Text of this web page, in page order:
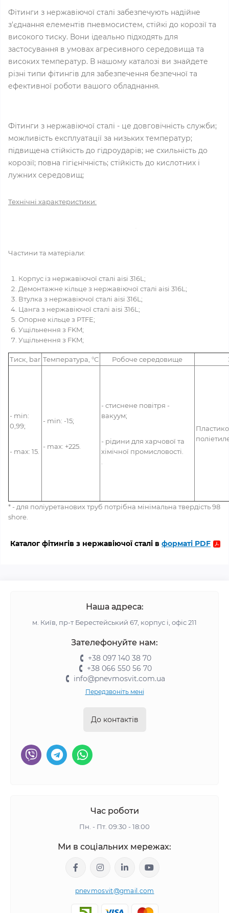
Фітинги з нержавіючої сталі забезпечують надійне
з'єднання елементів пневмосистем, стійкі до корозії та
високого тиску. Вони ідеально підходять для
застосування в умовах агресивного середовища та
високих температур. В нашому каталозі ви знайдете
різні типи фітингів для забезпечення безпечної та
ефективної роботи вашого обладнання.
Фітинги з нержавіючої сталі - це довговічність служби;
можливість експлуатації за низьких температур;
підвищена стійкість до гідроударів; не схильність до
корозії; повна гігієнічність; стійкість до кислотних і
лужних середовищ;
Технічні характеристики:
Частини та матеріали:
Корпус із нержавіючої сталі aisi 316L;
Демонтажне кільце з нержавіючої сталі aisi 316L;
Втулка з нержавіючої сталі aisi 316L ;
Цанга з нержавіючої сталі aisi 316L;
Опорне кільце з PTFE;
Ущільнення з FKM;
Ущільнення з FKM;
Тиск, bar Температура, °С Робоче середовище
- min:
0,99;
- max: 15.
- min: -15;
- max: +225
- стиснене повітря -
вакуум;
- рідини для харчової та
хімічної промисловості
* - для поліуретанових труб потрібна мінімальна твердість 98
shore.
Каталог фітингів з нержавіючої сталі в форматі PDF
Наша адреса:
м. Київ, пр-т Берестейський 67, корпус і, офіс 211
Зателефонуйте нам:
+38 097 140 38 70
+38 066 550 56 70
info@pnevmosvit.com.ua
Передзвоніть мені
До контактів
Час роботи
Пн. - Пт. 09:30 - 18:00
Ми в соціальних мережах:
pnevmosvit@gmail.com